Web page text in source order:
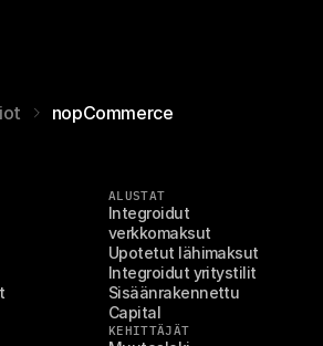
nopCommerce
ALUSTAT
Integroidut
verkkomaksut
Upotetut lähimaksut
Integroidut yritystilit
Sisäänrakennettu
Capital
KEHITTÄJÄT